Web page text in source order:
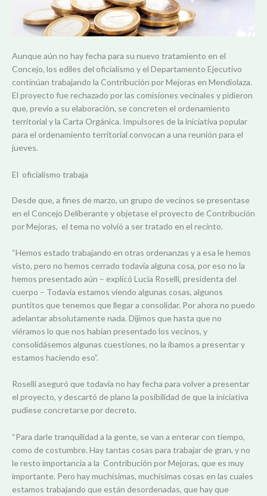
Aunque aún no hay fecha para su nuevo tratamiento en el
Concejo, los ediles del oficialismo y el Departamento Ejecutivo
continúan trabajando la Contribución por Mejoras en Mendiolaza.
El proyecto fue rechazado por las comisiones vecinales y pidieron
que, previo a su elaboración, se concreten el ordenamiento
territorial y la Carta Orgánica. Impulsores de la iniciativa popular
para el ordenamiento territorial convocan a una reunión para el
jueves.
El oficialismo trabaja
Desde que, a fines de marzo, un grupo de vecinos se presentase
en el Concejo Deliberante y objetase el proyecto de Contribución
por Mejoras, el tema no volvió a ser tratado en el recinto.
“Hemos estado trabajando en otras ordenanzas y a esa le hemos
visto, pero no hemos cerrado todavía alguna cosa, por eso no la
hemos presentado aún – explicó Lucía Roselli, presidenta del
cuerpo – Todavía estamos viendo algunas cosas, algunos
puntitos que tenemos que llegar a consolidar. Por ahora no puedo
adelantar absolutamente nada. Dijimos que hasta que no
viéramos lo que nos habían presentado los vecinos, y
consolidásemos algunas cuestiones, no la íbamos a presentar y
estamos haciendo eso”.
Roselli aseguró que todavía no hay fecha para volver a presentar
el proyecto, y descartó de plano la posibilidad de que la iniciativa
pudiese concretarse por decreto.
“Para darle tranquilidad a la gente, se van a enterar con tiempo,
como de costumbre. Hay tantas cosas para trabajar de gran, y no
le resto importancia a la Contribución por Mejoras, que es muy
importante. Pero hay muchísimas, muchísimas cosas en las cuales
estamos trabajando que están desordenadas, que hay que